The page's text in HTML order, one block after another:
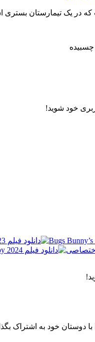
در یک تیمارستان
خود شوید!
دوستان خود به اشتراک